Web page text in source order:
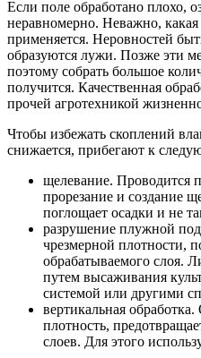
Если поле обработано плохо,
неравномерно. Неважно,
применяется. Неровностей
образуются лужи. Позже эти
поэтому собрать большое
получится. Качественная
прочей агротехникой
Чтобы избежать скоплений
снижается, прибегают к
щелевание. Проводится
прорезание и создание
поглощает осадки и не
разрушение плужной
чрезмерной плотности,
обрабатываемого слоя.
путем высаживания
системой или другими
вертикальная
плотность,
слоев. Для этого